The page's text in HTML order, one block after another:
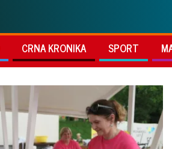
CRNA KRONIKA SPORT